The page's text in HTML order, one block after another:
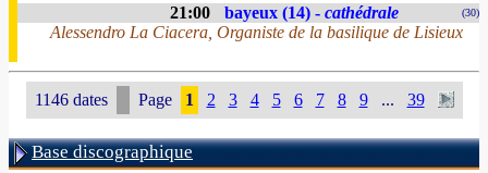
21:00 bayeux (14) - cathédrale (30)
Alessendro La Ciacera, Organiste de la basilique de Lisieux
1146 dates Page 1 2 3 4 5 6 7 8 9 ... 39
Base discographique